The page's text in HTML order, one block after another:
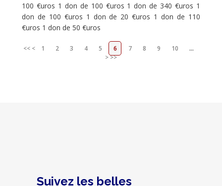
100 €uros 1 don de 100 €uros 1 don de 340 €uros 1
don de 100 €uros 1 don de 20 €uros 1 don de 110
€uros 1 don de 50 €uros
<< < 1 2 3 4 5 6 7 8 9 10
...
>>>
Suivez les belles